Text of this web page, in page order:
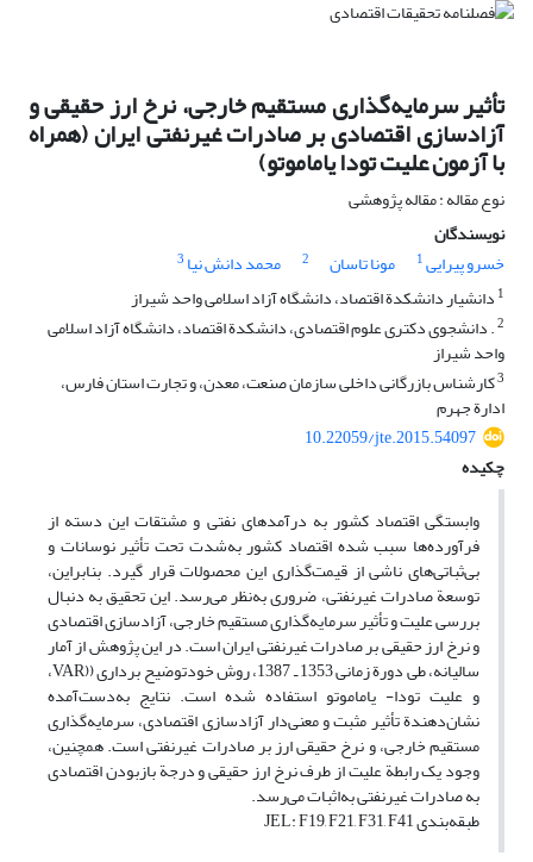
تأثیر سرمایه‌گذاری مستقیم خارجی، نرخ ارز حقیقی و
آزادسازی اقتصادی بر صادرات غیرنفتی ایران (همراه
با آزمون علیت تودا یاماموتو)
نوع مقاله : مقاله پژوهشی
نویسندگان
خسرو پیرایی1 مونا تاسان 2 محمد دانش نیا 3
1 دانشیار دانشکدة اقتصاد، دانشگاه آزاد اسلامی واحد شیراز
2. دانشجوی دکتری علوم اقتصادی، دانشکدة اقتصاد، دانشگاه آزاد اسلامی
واحد شیراز
3کارشناس بازرگانی داخلی سازمان صنعت، معدن، و تجارت استان فارس،
ادارة جهرم
10.22059/jte.2015.54097
چکیده
وابستگی اقتصاد کشور به درآمد‌های نفتی و مشتقات این دسته از
فرآورده‌ها سبب شده اقتصاد کشور به‌شدت تحت تأثیر نوسانات و
بی‌ثباتی‌های ناشی از قیمت‌گذاری این محصولات قرار گیرد. بنابراین،
توسعة صادرات غیرنفتی، ضروری به‌نظر می‌رسد. این تحقیق به دنبال
بررسی علیت و تأثیر سرمایه‌گذاری مستقیم خارجی، آزادسازی اقتصادی
و نرخ ارز حقیقی بر صادرات غیرنفتی ایران است. در این پژوهش از آمار
سالیانه، طی دورة زمانی 1353 ـ 1387، روش خودتوضیح برداری ((VAR،
و علیت تودا- یاماموتو استفاده شده است. نتایج به‌دست‌آمده
نشان‌دهندة تأثیر مثبت و معنی‌دار آزادسازی اقتصادی، سرمایه‌گذاری
مستقیم خارجی، و نرخ حقیقی ارز بر صادرات غیرنفتی است. همچنین،
وجود یک رابطة علیت از طرف نرخ ارز حقیقی و درجة بازبودن اقتصادی
به صادرات غیرنفتی به‌اثبات می‌رسد.
طبقه‌بندی JEL: F19, F21, F31, F41